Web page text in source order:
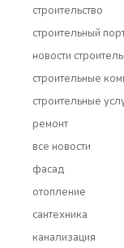
строительство
строительный
новости
строительные
строительные
ремонт
все новости
фасад
отопление
сантехника
канализация